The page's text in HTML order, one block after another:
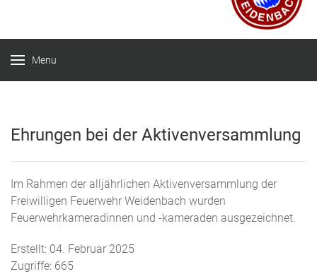
Menu
Ehrungen bei der Aktivenversammlung
Im Rahmen der alljährlichen Aktivenversammlung der
Freiwilligen Feuerwehr Weidenbach wurden
Feuerwehrkameradinnen und -kameraden ausgezeichnet.
Erstellt: 04. Februar 2025
Zugriffe: 665